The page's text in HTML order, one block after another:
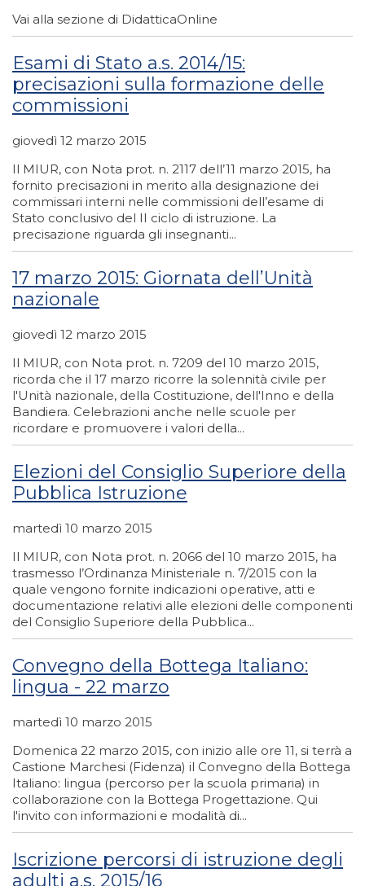
Vai alla sezione di DidatticaOnline
Esami di Stato a.s. 2014/15:
precisazioni sulla formazione delle
commissioni
giovedì 12 marzo 2015
Il MIUR, con Nota prot. n. 2117 dell’11 marzo 2015, ha
fornito precisazioni in merito alla designazione dei
commissari interni nelle commissioni dell’esame di
Stato conclusivo del II ciclo di istruzione. La
precisazione riguarda gli insegnanti...
17 marzo 2015: Giornata dell’Unità
nazionale
giovedì 12 marzo 2015
Il MIUR, con Nota prot. n. 7209 del 10 marzo 2015,
ricorda che il 17 marzo ricorre la solennità civile per
l'Unità nazionale, della Costituzione, dell'Inno e della
Bandiera. Celebrazioni anche nelle scuole per
ricordare e promuovere i valori della...
Elezioni del Consiglio Superiore della
Pubblica Istruzione
martedì 10 marzo 2015
Il MIUR, con Nota prot. n. 2066 del 10 marzo 2015, ha
trasmesso l’Ordinanza Ministeriale n. 7/2015 con la
quale vengono fornite indicazioni operative, atti e
documentazione relativi alle elezioni delle componenti
del Consiglio Superiore della Pubblica...
Convegno della Bottega Italiano:
lingua - 22 marzo
martedì 10 marzo 2015
Domenica 22 marzo 2015, con inizio alle ore 11, si terrà a
Castione Marchesi (Fidenza) il Convegno della Bottega
Italiano: lingua (percorso per la scuola primaria) in
collaborazione con la Bottega Progettazione. Qui
l'invito con informazioni e modalità di...
Iscrizione percorsi di istruzione degli
adulti a.s. 2015/16